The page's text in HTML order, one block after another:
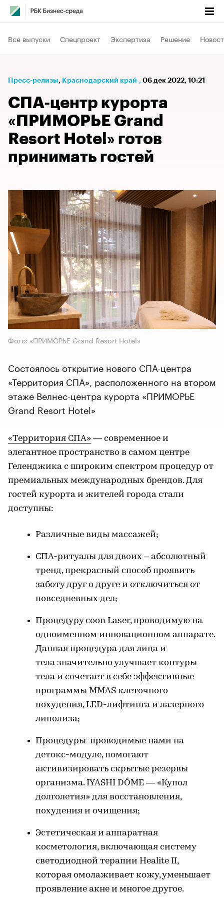
Все выпуски Спецпроект Экспертиза Решение
Пресс-релизы⁠, Краснодарский край , 06 дек 2022, 10:21
СПА-центр курорта
«ПРИМОРЬЕ Grand
Resort Hotel» готов
принимать гостей
Фото: «ПРИМОРЬЕ Grand Resort Hotel»
Состоялось открытие нового СПА-центра
«Территория СПА», расположенного на втором
этаже Велнес-центра курорта «ПРИМОРЬЕ
Grand Resort Hotel»
«Территория СПА» — современное и
элегантное пространство в самом центре
Геленджика с широким спектром процедур от
премиальных международных брендов. Для
гостей курорта и жителей города стали
доступны:
Различные виды массажей;
СПА-ритуалы для двоих – абсолютный
тренд, прекрасный способ проявить
заботу друг о друге и отключиться от
повседневных дел;
Процедуру coon Laser, проводимую на
одноименном инновационном аппарате.
Данная процедура для лица и
тела значительно улучшает контуры
тела и сочетает в себе эффективные
программы MMAS клеточного
похудения, LED-лифтинга и лазерного
липолиза;
Процедуры проводимые нами на
детокс-модуле, помогают
активизировать скрытые резервы
организма. IYASHI DÔME — «Купол
долголетия» для восстановления,
похудения и очищения;
Эстетическая и аппаратная
косметология, включающая систему
светодиодной терапии Healite II,
которая омолаживает кожу, уменьшает
проявление акне и многое другое.